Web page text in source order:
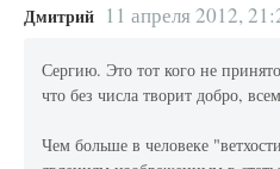
Дмитрий 11 апреля 2012,
Сергию. Это тот кого не
что без числа творит добро,
Чем больше в человеке